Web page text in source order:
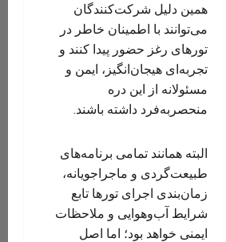
همین دلیل شرکت‌کنندگان
می‌توانند با اطمینان خاطر در
تورهای رغز حضور پیدا کنند و
تجربه‌ای هیجان‌انگیز، ایمن و
مسئولانه از این دره
منحصربه‌فرد داشته باشند.
البته همانند تمامی برنامه‌های
طبیعت‌گردی و ماجراجویانه،
زمان‌بندی اجرای تورها تابع
شرایط آب‌وهوایی و ملاحظات
ایمنی خواهد بود؛ اما اصل